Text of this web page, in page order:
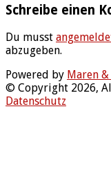
Schreibe einen
Du musst
abzugeben.
Powered by Maren
© Copyright 2026,
Datenschutz